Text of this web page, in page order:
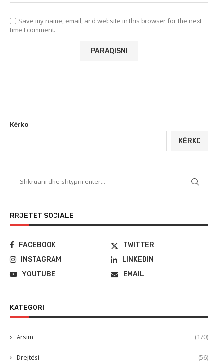
Save my name, email, and website in this browser for the next
time I comment.
Kërko
KËRKO
RRJETET SOCIALE
FACEBOOK
TWITTER
INSTAGRAM
LINKEDIN
YOUTUBE
EMAIL
KATEGORI
Arsim (170)
Drejtësi (56)